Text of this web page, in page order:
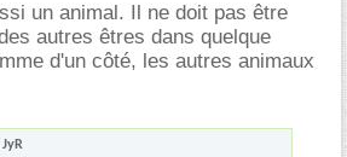
un animal. Il ne doit pas être
autres êtres dans quelque
d'un côté, les autres animaux
JyR